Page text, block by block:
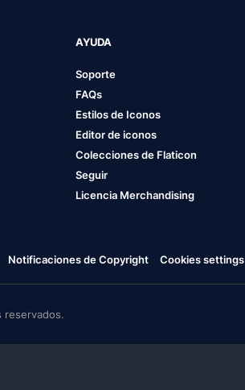
AYUDA
Soporte
FAQs
Estilos de Iconos
Editor de iconos
Colecciones de Flaticon
Seguir
Licencia Merchandising
Notificaciones de Copyright Cookies settings
reservados.